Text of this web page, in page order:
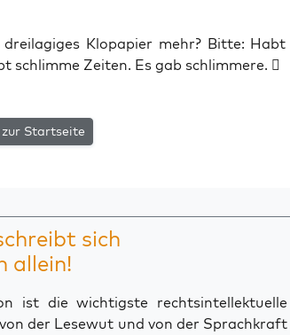
Klo­pa­pier mehr? Bit­te: Habt
schlim­me Zei­ten. Es gab schlimmere. 
zur Startseite
sich
allein!
ist die wichtigste rechtsintellektuelle
der Lesewut und von der Sprachkraft